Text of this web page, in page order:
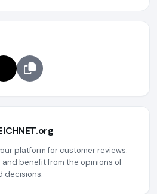
platform for customer reviews.
benefit from the opinions of
decisions.